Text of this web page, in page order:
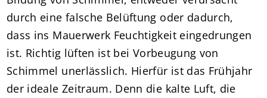
durch eine falsche Belüftung oder dadurch,
dass ins Mauerwerk Feuchtigkeit eingedrungen
ist. Richtig lüften ist bei Vorbeugung von
Schimmel unerlässlich. Hierfür ist das Frühjahr
der ideale Zeitraum. Denn die kalte Luft, die